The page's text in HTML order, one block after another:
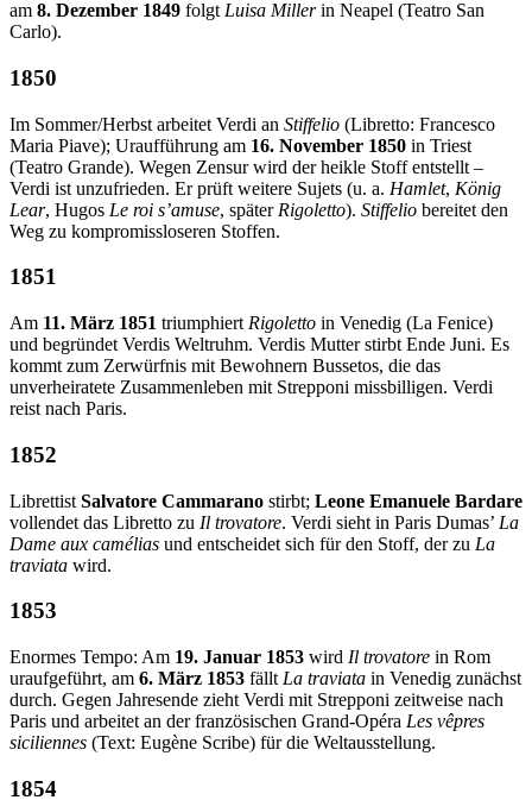
am 8. Dezember 1849 folgt Luisa Millerin Neapel (Teatro San
Carlo).
1850
Im Sommer/Herbst arbeitet Verdi an Stiffelio (Libretto: Francesco
Maria Piave); Uraufführung am 16. November 1850 in Triest
(Teatro Grande). Wegen Zensur wird der heikle Stoff entstellt –
Verdi ist unzufrieden. Er prüft weitere Sujets (u. a. Hamlet, König
Lear, Hugos Le roi s’amuse, später Rigoletto). Stiffelio bereitet den
Weg zu kompromissloseren Stoffen.
1851
Am 11. März 1851 triumphiert Rigoletto in Venedig (La Fenice)
und begründet Verdis Weltruhm. Verdis Mutter stirbt Ende Juni. Es
kommt zum Zerwürfnis mit Bewohnern Bussetos, die das
unverheiratete Zusammenleben mit Strepponi missbilligen. Verdi
reist nach Paris.
1852
Librettist Salvatore Cammarano stirbt; Leone Emanuele Bardare
vollendet das Libretto zu Il trovatore. Verdi sieht in Paris Dumas’ La
Dame aux camélias und entscheidet sich für den Stoff, der zu La
traviata wird.
1853
Enormes Tempo: Am 19. Januar 1853 wird Il trovatore in Rom
uraufgeführt, am 6. März 1853 fällt La traviata in Venedig zunächst
durch. Gegen Jahresende zieht Verdi mit Strepponi zeitweise nach
Paris und arbeitet an der französischen Grand-Opéra Les vêpres
siciliennes (Text: Eugène Scribe) für die Weltausstellung.
1854